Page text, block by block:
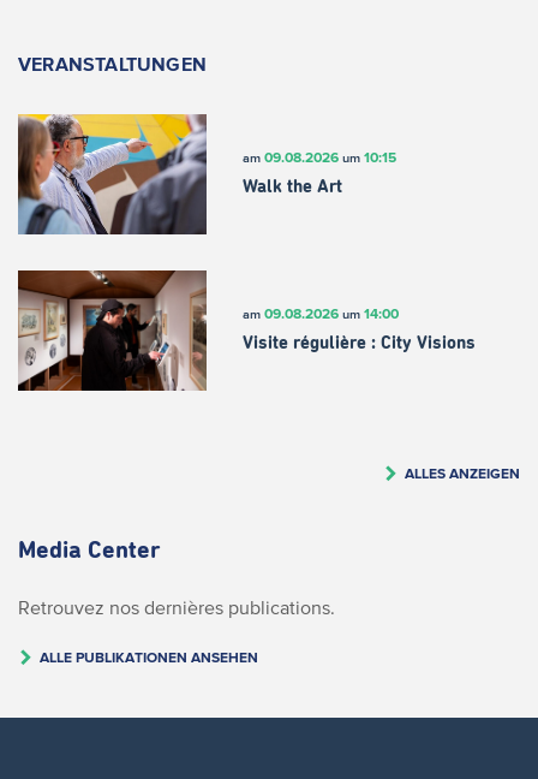
VERANSTALTUNGEN
am 09.08.2026um 10:15
Walk the Art
am 09.08.2026um 14:00
Visite régulière : City Visions
ALLES ANZEIGEN
Media Center
Retrouvez nos dernières publications.
ALLE PUBLIKATIONEN ANSEHEN